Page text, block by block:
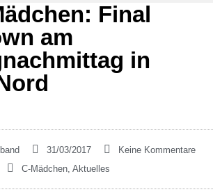
Final
am
in
31/03/2017
Keine Kommentare
C-Mädchen, Aktuelles